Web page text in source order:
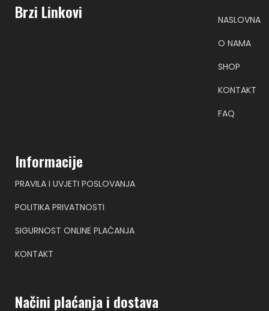
Brzi Linkovi
NASLOVNA
O NAMA
SHOP
KONTAKT
FAQ
Informacije
PRAVILA I UVJETI POSLOVANJA
POLITIKA PRIVATNOSTI
SIGURNOST ONLINE PLAĆANJA
KONTAKT
Načini plaćanja i dostava